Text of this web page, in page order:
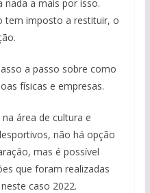
nada a mais por isso.
tem imposto a restituir, o
a passo sobre como
físicas e empresas.
área de cultura e
não há opção
mas é possível
que foram realizadas
caso 2022.